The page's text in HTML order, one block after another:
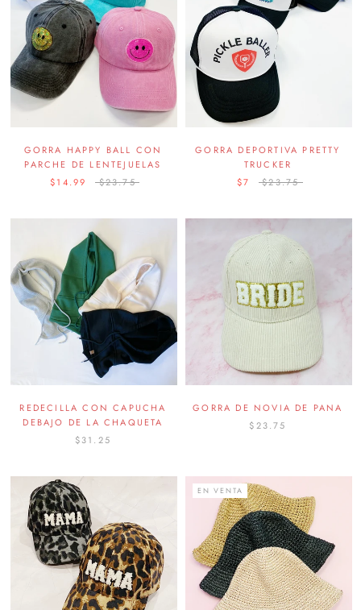
GORRA HAPPY BALL CON
PARCHE DE LENTEJUELAS
$14.99
$23.75
GORRA DEPORTIVA PRETTY
TRUCKER
$7
$23.75
REDECILLA CON CAPUCHA
DEBAJO DE LA CHAQUETA
$31.25
GORRA DE NOVIA DE PANA
$23.75
EN VENTA